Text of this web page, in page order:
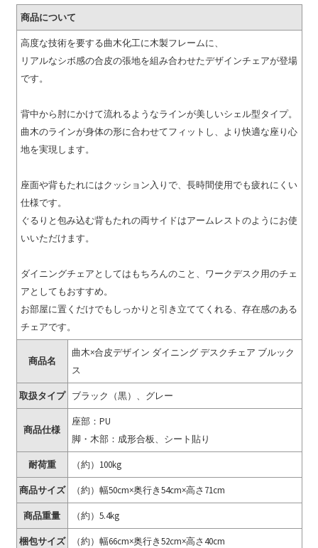
商品について
高度な技術を要する曲木化工に木製フレームに、
リアルなシボ感の合皮の張地を組み合わせたデザインチェアが登場
です。
背中から肘にかけて流れるようなラインが美しいシェル型タイプ。
曲木のラインが身体の形に合わせてフィットし、より快適な座り心
地を実現します。
座面や背もたれにはクッション入りで、長時間使用でも疲れにくい
仕様です。
ぐるりと包み込む背もたれの両サイドはアームレストのようにお使
いいただけます。
ダイニングチェアとしてはもちろんのこと、ワークデスク用のチェ
アとしてもおすすめ。
お部屋に置くだけでもしっかりと引き立ててくれる、存在感のある
チェアです。
商品名
曲木×合皮デザイン ダイニング デスクチェア ブルック
ス
取扱タイプ ブラック（黒）、グレー
商品仕様
座部：PU
脚・木部：成形合板、シート貼り
耐荷重 （約）100kg
商品サイズ （約）幅50cm×奥行き54cm×高さ71cm
商品重量 （約）5.4kg
梱包サイズ （約）幅66cm×奥行き52cm×高さ40cm